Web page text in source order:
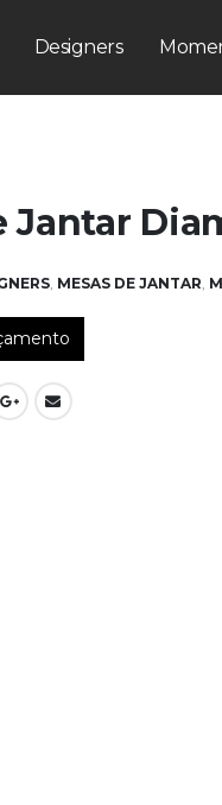
Designers
Jantar
, MESAS DE JANTAR,